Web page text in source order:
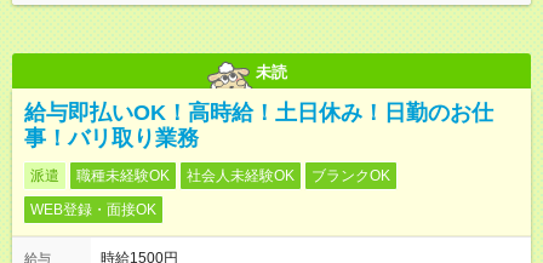
未読
給与即払いOK！高時給！土日休み！日勤のお仕
事！バリ取り業務
派遣 職種未経験OK 社会人未経験OK
ブランクOK
WEB登録・面接OK
給与
時給1500円